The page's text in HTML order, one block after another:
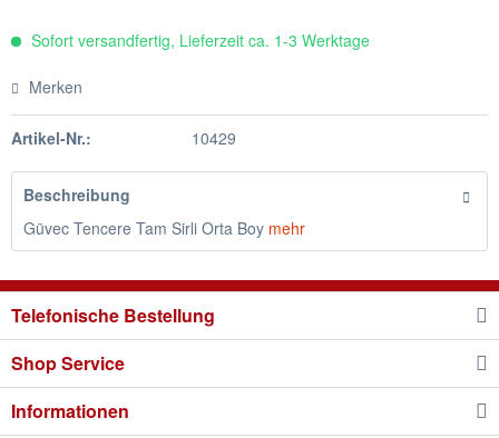
Sofort versandfertig, Lieferzeit ca. 1-3 Werktage
Merken
Artikel-Nr.: 10429
Beschreibung
Güvec Tencere Tam Sirli Orta Boy mehr
Telefonische Bestellung
Shop Service
Informationen